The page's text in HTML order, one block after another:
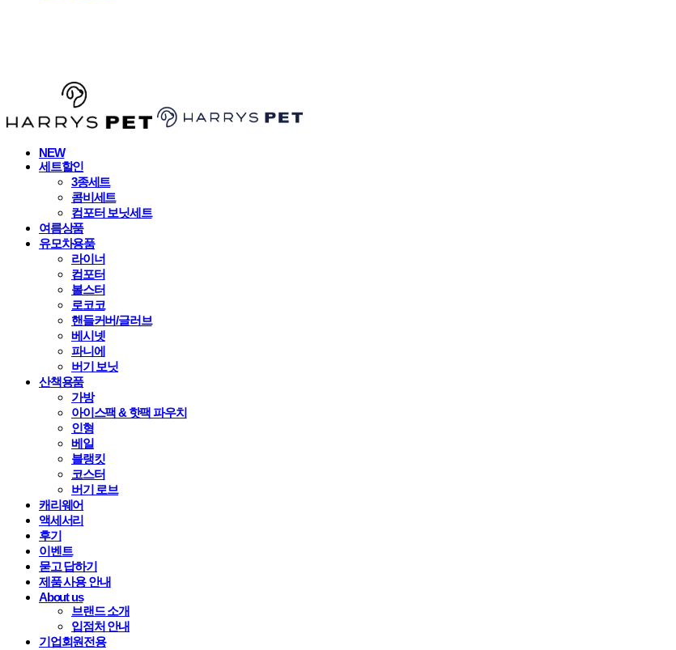
NEW
세트할인
3종세트
콤비세트
컴포터 보닛세트
여름상품
유모차용품
라이너
컴포터
볼스터
로코코
핸들커버/글러브
베시넷
파니에
버기 보닛
산책용품
가방
아이스팩 & 핫팩 파우치
인형
베일
블랭킷
코스터
버기 로브
캐리웨어
액세서리
후기
이벤트
묻고 답하기
제품 사용 안내
About us
브랜드 소개
입점처 안내
기업회원전용